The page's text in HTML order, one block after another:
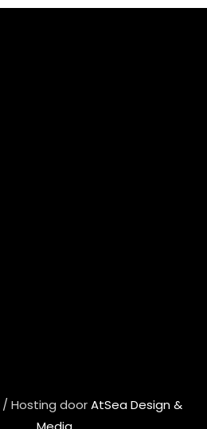
/ Hosting doorAtSea Design &